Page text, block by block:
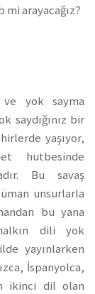
mi arayacağız?
ve yok sayma
saydığınız bir
yaşıyor,
hutbesinde
Bu savaş
unsurlarla
bu yana
dili yok
yayınlarken
İspanyolca,
ikinci dil olan